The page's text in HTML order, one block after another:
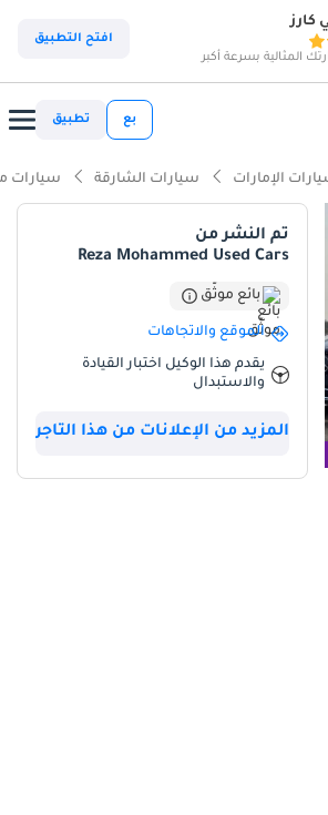
كارز
المثالية بسرعة أكبر
افتح التطبيق
بع تطبيق
الإمارات سيارات الشارقة سيارات
تم النشر من
Reza Mohammed Used Cars
بائع موثّق
الموقع والاتجاهات
يقدم هذا الوكيل اختبار القيادة
والاستبدال
المزيد من الإعلانات من هذا التاجر